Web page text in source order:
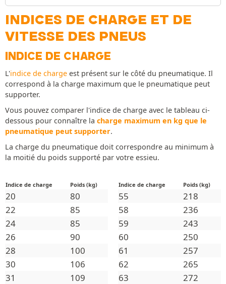
INDICES DE CHARGE ET DE
VITESSE DES PNEUS
INDICE DE CHARGE
L'indice de charge est présent sur le côté du pneumatique. Il
correspond à la charge maximum que le pneumatique peut
supporter.
Vous pouvez comparer l'indice de charge avec le tableau ci-
dessous pour connaître la charge maximum en kg que le
pneumatique peut supporter.
La charge du pneumatique doit correspondre au minimum à
la moitié du poids supporté par votre essieu.
Indice de charge Poids (kg)
20
80
22
85
24
85
26
90
28
100
30
106
31
109
Indice de charge Poids (kg)
55
218
58
236
59
243
60
250
61
257
62
265
63
272